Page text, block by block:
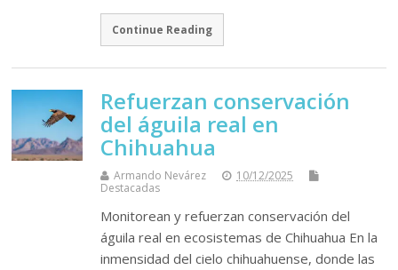
Continue Reading
Refuerzan conservación
del águila real en
Chihuahua
Armando Nevárez
10/12/2025
Destacadas
Monitorean y refuerzan conservación del
águila real en ecosistemas de Chihuahua En la
inmensidad del cielo chihuahuense, donde las